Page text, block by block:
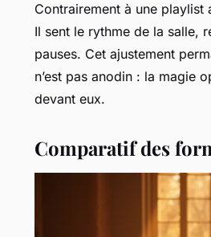
Contrairement à une playlist
Il sent le rythme de la salle,
pauses. Cet ajustement
n’est pas anodin : la magie
devant eux.
Comparatif des